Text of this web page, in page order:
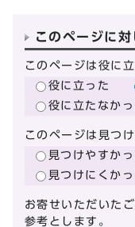
このページに
このページは役に
役に立った
役に立たなかっ
このページは見つ
見つけやすかっ
見つけにくかっ
お寄せいただいた
参考とします。